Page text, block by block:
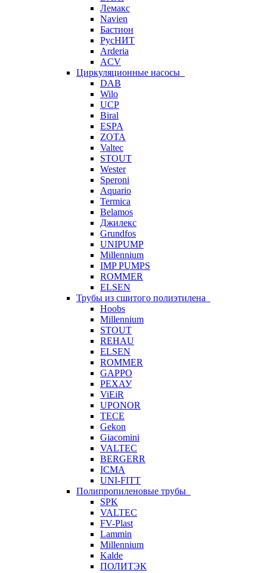
Лемакс
Navien
Бастион
РусНИТ
Arderia
ACV
Циркуляционные насосы
DAB
Wilo
UCP
Biral
ESPA
ZOTA
Valtec
STOUT
Wester
Speroni
Aquario
Termica
Belamos
Джилекс
Grundfos
UNIPUMP
Millennium
IMP PUMPS
ROMMER
ELSEN
Трубы из сшитого полиэтилена
Hoobs
Millennium
STOUT
REHAU
ELSEN
ROMMER
GAPPO
РЕХАУ
ViEiR
UPONOR
TECE
Gekon
Giacomini
VALTEC
BERGERR
ICMA
UNI-FITT
Полипропиленовые трубы
SPK
VALTEC
FV-Plast
Lammin
Millennium
Kalde
ПОЛИТЭК